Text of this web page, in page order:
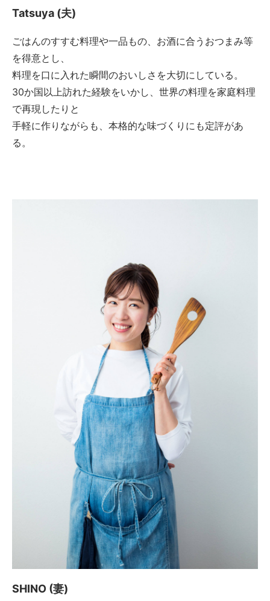
Tatsuya (夫)
ごはんのすすむ料理や一品もの、お酒に合うおつまみ等
を得意とし、
料理を口に入れた瞬間のおいしさを大切にしている。
30か国以上訪れた経験をいかし、世界の料理を家庭料理
で再現したりと
手軽に作りながらも、本格的な味づくりにも定評があ
る。
SHINO (妻)